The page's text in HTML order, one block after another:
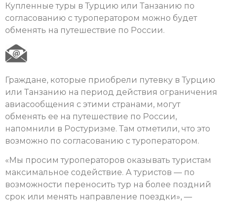
Купленные туры в Турцию или Танзанию по
согласованию с туроператором можно будет
обменять на путешествие по России.
Граждане, которые приобрели путевку в Турцию
или Танзанию на период действия ограничения
авиасообщения с этими странами, могут
обменять ее на путешествие по России,
напомнили в Ростуризме. Там отметили, что это
возможно по согласованию с туроператором.
«Мы просим туроператоров оказывать туристам
максимальное содействие. А туристов — по
возможности переносить тур на более поздний
срок или менять направление поездки», —